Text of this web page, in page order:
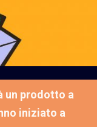
un prodotto a
iniziato a